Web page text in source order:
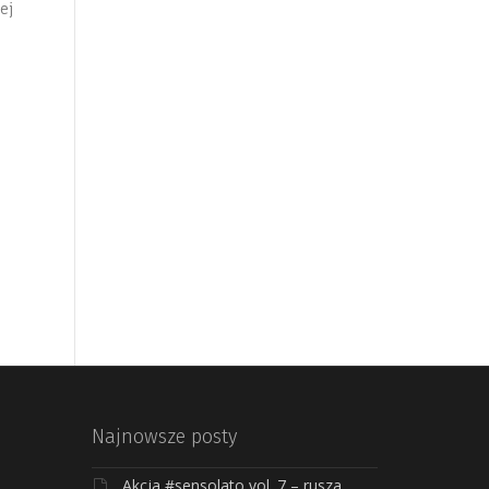
Najnowsze posty